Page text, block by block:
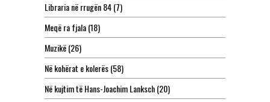
Libraria në rrugën 84(7)
Meqë ra fjala(18)
Muzikë(26)
Në kohërat e kolerës(58)
Në kujtim të Hans-Joachim Lanksch(20)